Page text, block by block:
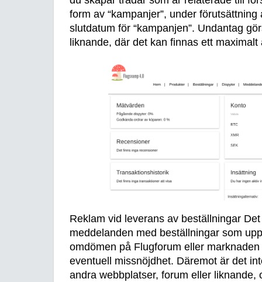
form av “kampanjer”, under
slutdatum för “kampanjen”. Undantag
liknande, där det kan finnas ett maximalt
Reklam vid leverans av beställningar
meddelanden med beställningar som
omdömen på Flugforum eller
eventuell missnöjdhet. Däremot är det
andra webbplatser, forum eller liknande,